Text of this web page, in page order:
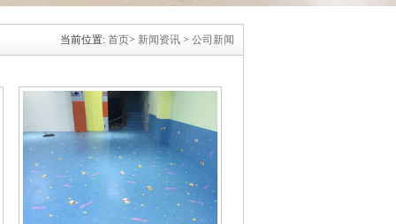
当前位置: 首页> 新闻资讯 > 公司新闻